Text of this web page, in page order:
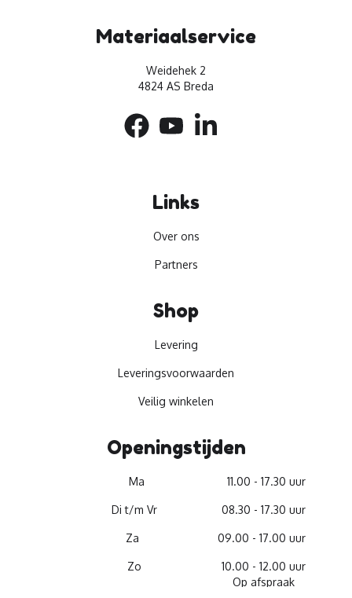
Materiaalservice
Weidehek 2
4824 AS Breda
Links
Over ons
Partners
Shop
Levering
Leveringsvoorwaarden
Veilig winkelen
Openingstijden
Ma 11.00 - 17.30 uur
Di t/m Vr 08.30 - 17.30 uur
Za 09.00 - 17.00 uur
Zo
10.00 - 12.00 uur
Op afspraak